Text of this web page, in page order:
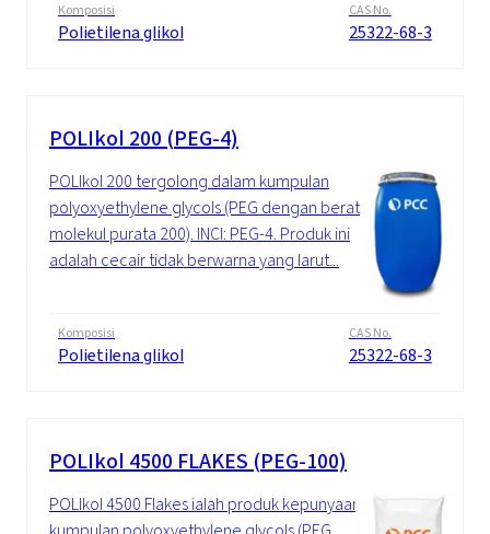
Komposisi
Polietilena glikol
CAS No.
25322-68-3
POLIkol 200 (PEG-4)
POLIkol 200 tergolong dalam kumpulan
polyoxyethylene glycols (PEG dengan berat
molekul purata 200). INCI: PEG-4. Produk ini
adalah cecair tidak berwarna yang larut...
Komposisi
Polietilena glikol
CAS No.
25322-68-3
POLIkol 4500 FLAKES (PEG-100)
POLIkol 4500 Flakes ialah produk kepunyaan